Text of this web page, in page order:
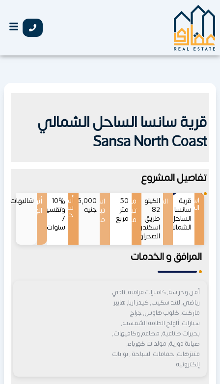
تخطي
إلى
قرية سانسا الساحل الشمالي
Sansa North Coast
تفاصيل المشروع
اسم
المشروع
قرية
سانسا
الساحل
الشمالي
الموقع
الكيلو
82
طريق
اسكندرية
الصحراوي
مساحات
تبدأ
من
50
متر
مربع
اسعار
تبدأ
من
1,575,000
جنيه
أنظمة
سداد
حتى
10%
وتقسيط
7
سنوات
أنواع
الوحدات
شاليهات
المرافق و الخدمات
أمن وحراسة, كاميرات مراقبة, نادي
رياضي, لاند سكيب, كيدز اريا, هايبر
ماركت, كلوب هاوس, جراج
سيارات, ألواح الطاقة الشمسية,
بحيرات صناعية, مطاعم وكافيهات,
صيانة دورية, مولدات كهرباء,
متنزهات, حمامات السباحة , بوابات
إلكترونية